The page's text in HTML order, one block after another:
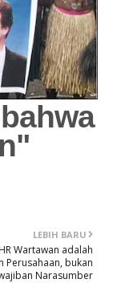
LEBIH BARU
Wartawan adalah
Perusahaan, bukan
Narasumber